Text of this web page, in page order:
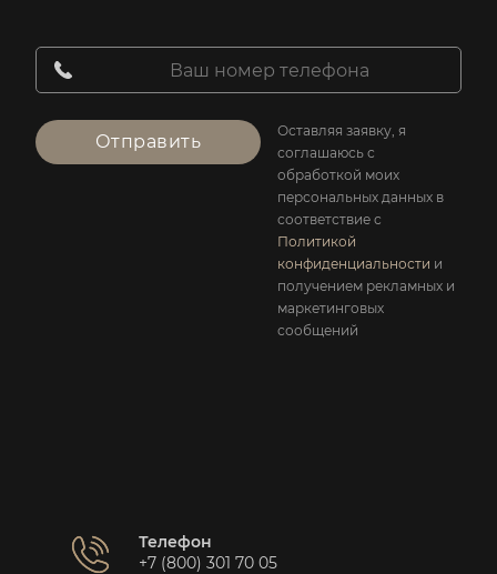
Отправить
Оставляя заявку, я
соглашаюсь с
обработкой моих
персональных данных в
соответствие с
Политикой
конфиденциальности и
получением рекламных и
маркетинговых
сообщений
Телефон
+7 (800) 301 70 05